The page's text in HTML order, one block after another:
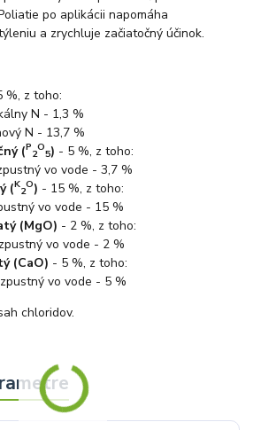
po aplikácii napomáha
a zrychluje začiatočný účinok.
%, z toho:
N - 1,3 %
N - 13,7 %
(P
2
O
5) - 5 %, z toho:
vo vode - 3,7 %
(K
2
O) - 15 %, z toho:
vo vode - 15 %
(MgO) - 2 %, z toho:
vo vode - 2 %
(CaO) - 5 %, z toho:
vo vode - 5 %
chloridov.